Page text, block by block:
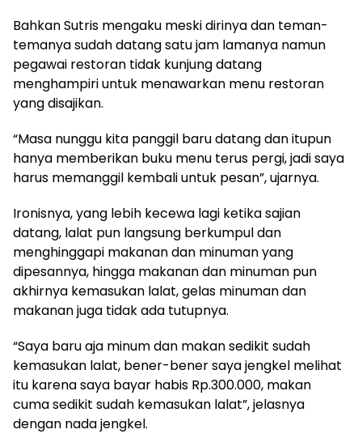
Bahkan Sutris mengaku meski dirinya dan teman-
temanya sudah datang satu jam lamanya namun
pegawai restoran tidak kunjung datang
menghampiri untuk menawarkan menu restoran
yang disajikan.
“Masa nunggu kita panggil baru datang dan itupun
hanya memberikan buku menu terus pergi, jadi saya
harus memanggil kembali untuk pesan”, ujarnya.
Ironisnya, yang lebih kecewa lagi ketika sajian
datang, lalat pun langsung berkumpul dan
menghinggapi makanan dan minuman yang
dipesannya, hingga makanan dan minuman pun
akhirnya kemasukan lalat, gelas minuman dan
makanan juga tidak ada tutupnya.
“Saya baru aja minum dan makan sedikit sudah
kemasukan lalat, bener-bener saya jengkel melihat
itu karena saya bayar habis Rp.300.000, makan
cuma sedikit sudah kemasukan lalat”, jelasnya
dengan nada jengkel.